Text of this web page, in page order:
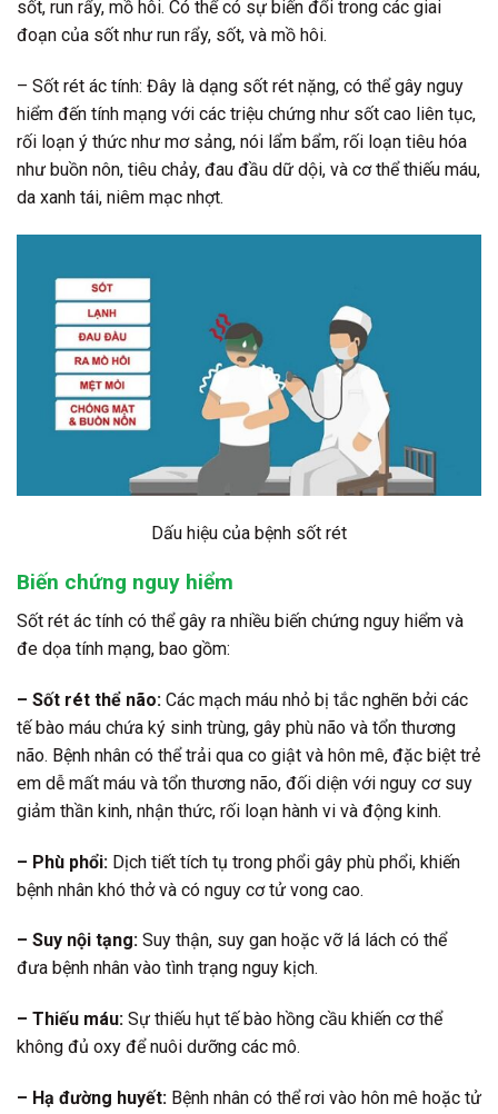
sốt, run rẩy, mồ hôi. Có thể có sự biến đổi trong các giai
đoạn của sốt như run rẩy, sốt, và mồ hôi.
– Sốt rét ác tính: Đây là dạng sốt rét nặng, có thể gây nguy
hiểm đến tính mạng với các triệu chứng như sốt cao liên tục,
rối loạn ý thức như mơ sảng, nói lẩm bẩm, rối loạn tiêu hóa
như buồn nôn, tiêu chảy, đau đầu dữ dội, và cơ thể thiếu máu,
da xanh tái, niêm mạc nhợt.
Dấu hiệu của bệnh sốt rét
Biến chứng nguy hiểm
Sốt rét ác tính có thể gây ra nhiều biến chứng nguy hiểm và
đe dọa tính mạng, bao gồm:
– Sốt rét thể não: Các mạch máu nhỏ bị tắc nghẽn bởi các
tế bào máu chứa ký sinh trùng, gây phù não và tổn thương
não. Bệnh nhân có thể trải qua co giật và hôn mê, đặc biệt trẻ
em dễ mất máu và tổn thương não, đối diện với nguy cơ suy
giảm thần kinh, nhận thức, rối loạn hành vi và động kinh.
– Phù phổi: Dịch tiết tích tụ trong phổi gây phù phổi, khiến
bệnh nhân khó thở và có nguy cơ tử vong cao.
– Suy nội tạng: Suy thận, suy gan hoặc vỡ lá lách có thể
đưa bệnh nhân vào tình trạng nguy kịch.
– Thiếu máu: Sự thiếu hụt tế bào hồng cầu khiến cơ thể
không đủ oxy để nuôi dưỡng các mô.
– Hạ đường huyết: Bệnh nhân có thể rơi vào hôn mê hoặc tử